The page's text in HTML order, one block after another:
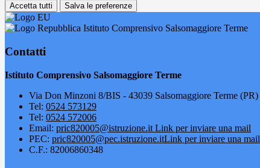
Accetta tutti Salva le preferenze
Istituto Comprensivo Salsomaggiore Terme
Contatti
Istituto Comprensivo Salsomaggiore Terme
Via Don Minzoni 8/BIS - 43039 Salsomaggiore Terme (PR)
Tel: 0524 573129
Tel: 0524 572006
Email: pric820005@istruzione.it Link per inviare una mail
PEC: pric820005@pec.istruzione.itLink per inviare una mail
C.F.: 82006860348